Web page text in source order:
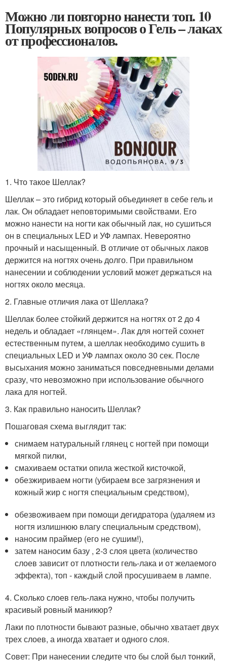
Можно ли повторно нанести топ. 10
Популярных вопросов о Гель – лаках
от профессионалов.
1. Что такое Шеллак?
Шеллак – это гибрид который объединяет в себе гель и
лак. Он обладает неповторимыми свойствами. Его
можно нанести на ногти как обычный лак, но сушиться
он в специальных LED и УФ лампах. Невероятно
прочный и насыщенный. В отличие от обычных лаков
держится на ногтях очень долго. При правильном
нанесении и соблюдении условий может держаться на
ногтях около месяца.
2. Главные отличия лака от Шеллака?
Шеллак более стойкий держится на ногтях от 2 до 4
недель и обладает «глянцем». Лак для ногтей сохнет
естественным путем, а шеллак необходимо сушить в
специальных LED и УФ лампах около 30 сек. После
высыхания можно заниматься повседневными делами
сразу, что невозможно при использование обычного
лака для ногтей.
3. Как правильно наносить Шеллак?
Пошаговая схема выглядит так:
снимаем натуральный глянец с ногтей при помощи
мягкой пилки,
смахиваем остатки опила жесткой кисточкой,
обезжириваем ногти (убираем все загрязнения и
кожный жир с ногтя специальным средством),
обезвоживаем при помощи дегидратора (удаляем из
ногтя излишнюю влагу специальным средством),
наносим праймер (его не сушим!),
затем наносим базу , 2-3 слоя цвета (количество
слоев зависит от плотности гель-лака и от желаемого
эффекта), топ - каждый слой просушиваем в лампе.
4. Сколько слоев гель-лака нужно, чтобы получить
красивый ровный маникюр?
Лаки по плотности бывают разные, обычно хватает двух
трех слоев, а иногда хватает и одного слоя.
Совет: При нанесении следите что бы слой был тонкий,